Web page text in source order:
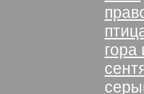
гора